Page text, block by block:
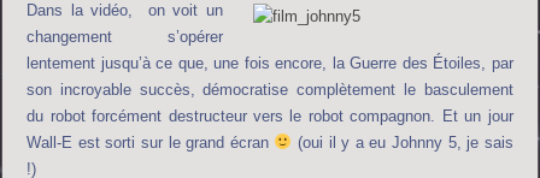
Dans la vidéo, on voit un
changement s’opérer
lentement jusqu’à ce que, une fois encore, la Guerre des Étoiles, par
son incroyable succès, démocratise complètement le basculement
du robot forcément destructeur vers le robot compagnon. Et un jour
Wall-E est sorti sur le grand écran
(oui il y a eu Johnny 5, je sais
!)